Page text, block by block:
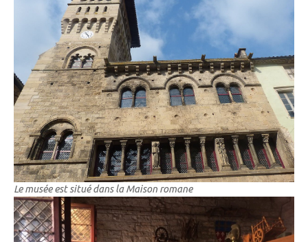
Le musée est situé dans la Maison romane